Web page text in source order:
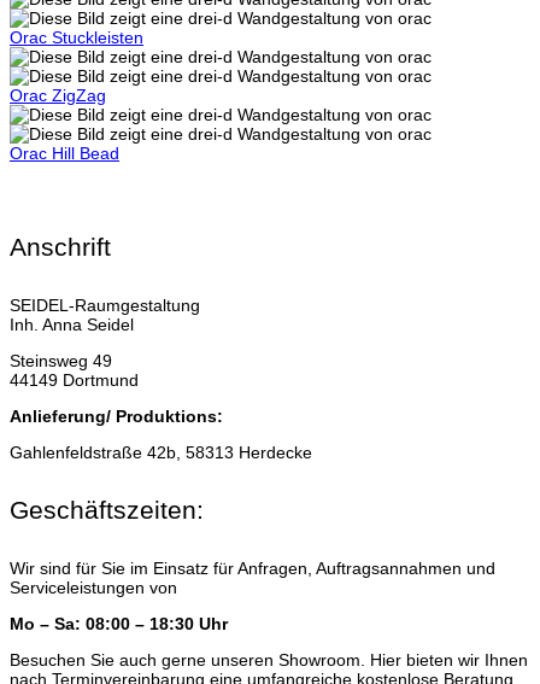
Orac Stuckleisten
Orac ZigZag
Orac Hill Bead
Anschrift
SEIDEL-Raumgestaltung
Inh. Anna Seidel
Steinsweg 49
44149 Dortmund
Anlieferung/ Produktions:
Gahlenfeldstraße 42b, 58313 Herdecke
Geschäftszeiten:
Wir sind für Sie im Einsatz für Anfragen, Auftragsannahmen und
Serviceleistungen von
Mo – Sa: 08:00 – 18:30 Uhr
Besuchen Sie auch gerne unseren Showroom. Hier bieten wir Ihnen
nach Terminvereinbarung eine umfangreiche kostenlose Beratung.